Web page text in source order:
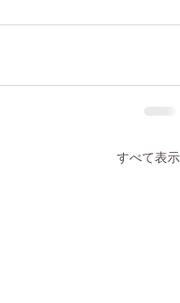
すべて表示